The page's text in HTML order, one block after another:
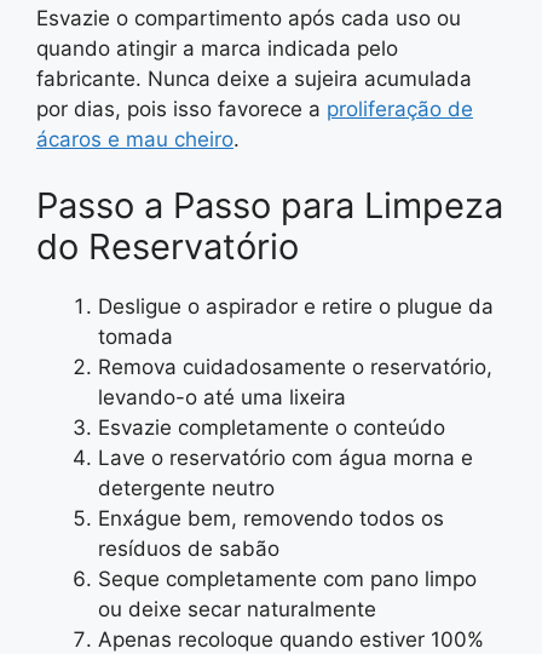
Esvazie o compartimento após cada uso ou
quando atingir a marca indicada pelo
fabricante. Nunca deixe a sujeira acumulada
por dias, pois isso favorece a proliferação de
ácaros e mau cheiro.
Passo a Passo para Limpeza
do Reservatório
Desligue o aspirador e retire o plugue da
tomada
Remova cuidadosamente o reservatório,
levando-o até uma lixeira
Esvazie completamente o conteúdo
Lave o reservatório com água morna e
detergente neutro
Enxágue bem, removendo todos os
resíduos de sabão
Seque completamente com pano limpo
ou deixe secar naturalmente
Apenas recoloque quando estiver 100%